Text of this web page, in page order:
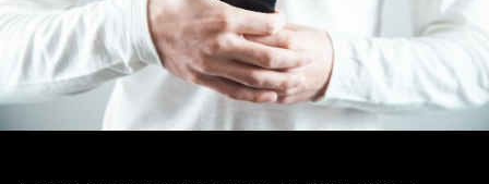
REAL MAN CODE
BUY NOW